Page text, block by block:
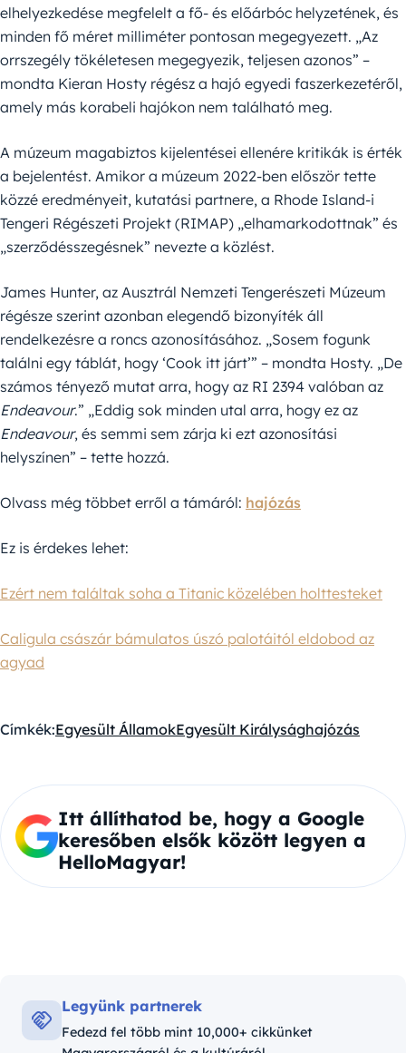
elhelyezkedése megfelelt a fő- és előárbóc helyzetének, és
minden fő méret milliméter pontosan megegyezett. „Az
orrszegély tökéletesen megegyezik, teljesen azonos” –
mondta Kieran Hosty régész a hajó egyedi faszerkezetéről,
amely más korabeli hajókon nem található meg.
A múzeum magabiztos kijelentései ellenére kritikák is érték
a bejelentést. Amikor a múzeum 2022-ben először tette
közzé eredményeit, kutatási partnere, a Rhode Island-i
Tengeri Régészeti Projekt (RIMAP) „elhamarkodottnak” és
„szerződésszegésnek” nevezte a közlést.
James Hunter, az Ausztrál Nemzeti Tengerészeti Múzeum
régésze szerint azonban elegendő bizonyíték áll
rendelkezésre a roncs azonosításához. „Sosem fogunk
találni egy táblát, hogy ‘Cook itt járt’” – mondta Hosty. „De
számos tényező mutat arra, hogy az RI 2394 valóban az
Endeavour.” „Eddig sok minden utal arra, hogy ez az
Endeavour, és semmi sem zárja ki ezt azonosítási
helyszínen” – tette hozzá.
Olvass még többet erről a támáról: hajózás
Ez is érdekes lehet:
Ezért nem találtak soha a Titanic közelében holttesteket
Caligula császár bámulatos úszó palotáitól eldobod az
agyad
Címkék:Egyesült ÁllamokEgyesült Királysághajózás
Itt állíthatod be, hogy a Google
keresőben elsők között legyen a
HelloMagyar!
Legyünk partnerek
Fedezd fel több mint 10,000+ cikkünket